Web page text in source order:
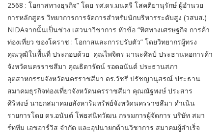
2568 : โอกาสทางธุรกิจ” โดย รศ.ดร.มนตรี โสคติยานุรักษ์ ผู้อำนวย
การหลักสูตร วิทยาการการจัดการสำหรับนักบริหารระดับสูง (วสบส.)
NIDAจากนั้นเป็นช่วง เสวนาวิชาการ หัวข้อ “ทิศทางเศรษฐกิจ การค้า
ท่องเที่ยว ของโคราช : โอกาสและการปรับตัว” โดยวิทยากรผู้ทรง
คุณวุฒิในพื้นที่ ประกอบด้วย คุณไพจิตร มานะศิลป์ ประธานหอการค้า
จังหวัดนครราชสีมา คุณธิดารัตน์ รอดอนันต์ ประธานสภา
อุตสาหกรรมจังหวัดนครราชสีมา ดร.วัชรี ปรัชญานุสรณ์ ประธาน
สมาคมธุรกิจท่องเที่ยวจังหวัดนครราชสีมา คุณณัฐพงษ์ ประสาร
ศิริพงษ์ นายกสมาคมอสังหาริมทรัพย์จังหวัดนครราชสีมา ดำเนิน
รายการโดย ดร.อนันต์ โพธสนิทวัฒน กรรมการผู้จัดการ บริษัท สมา
ร์ททีม เอชอาร์วิส จำกัด และอุปนายกด้านวิชาการ สมาคมผู้สําเร็จ